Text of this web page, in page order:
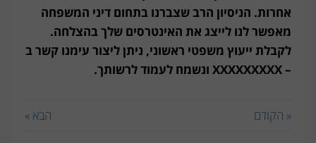
אחרות. הניסיון הרב שצברנו בתחום דיני המשפחה
מאפשר לנו לייצג את האינטרסים שלך בהצלחה.
לקבלת ייעוץ משפטי ראשוני, ניתן ליצור עימנו קשר ב
– XXXXXXXXX ונשמח לעמוד לרשותך.
« הקודם הבא »